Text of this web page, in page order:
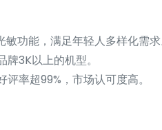
功能，满足年轻人多样化需求
3K以上的机型。
率超99%，市场认可度高。